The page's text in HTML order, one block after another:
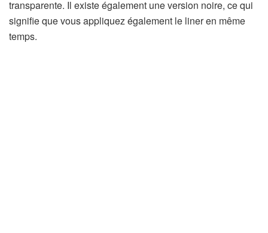
transparente. Il existe également une version noire, ce qui
signifie que vous appliquez également le liner en même
temps.